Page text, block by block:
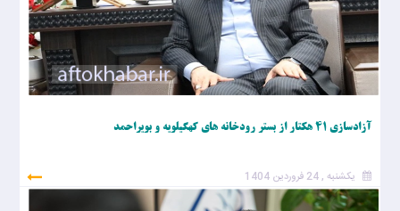
آزادسازی ۴۱ هکتار از بستر رودخانه‌ های کهگیلویه و بویراحمد
یکشنبه , 24 فروردین 1404